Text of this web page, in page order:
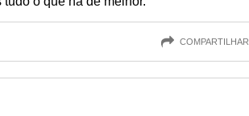
COMPARTILHAR